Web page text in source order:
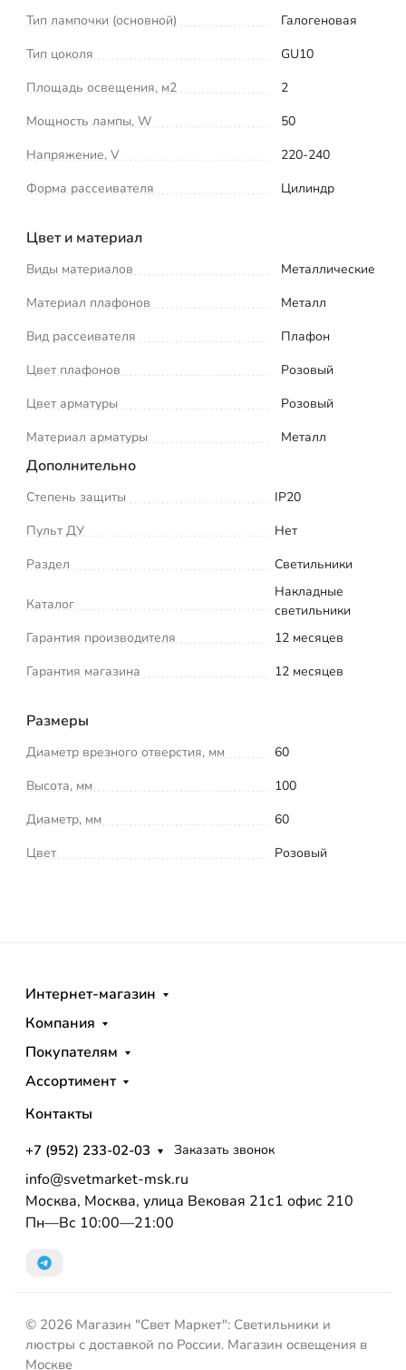
Тип лампочки (основной)
Галогеновая
Тип цоколя
GU10
Площадь освещения, м2
2
Мощность лампы, W
50
Напряжение, V
220-240
Форма рассеивателя
Цилиндр
Цвет и материал
Виды материалов
Металлические
Материал плафонов
Металл
Вид рассеивателя
Плафон
Цвет плафонов
Розовый
Цвет арматуры
Розовый
Материал арматуры
Металл
Дополнительно
Степень защиты
IP20
Пульт ДУ
Нет
Раздел
Светильники
Каталог
Накладные
светильники
Гарантия производителя
12 месяцев
Гарантия магазина
12 месяцев
Размеры
Диаметр врезного отверстия, мм
60
Высота, мм
100
Диаметр, мм
60
Цвет
Розовый
Интернет-магазин
Компания
Покупателям
Ассортимент
Контакты
+7 (952) 233-02-03 Заказать звонок
info@svetmarket-msk.ru
Москва, Москва, улица Вековая 21с1 офис 210
Пн—Вс 10:00—21:00
© 2026 Магазин "Свет Маркет": Светильники и
люстры с доставкой по России. Магазин освещения в
Москве